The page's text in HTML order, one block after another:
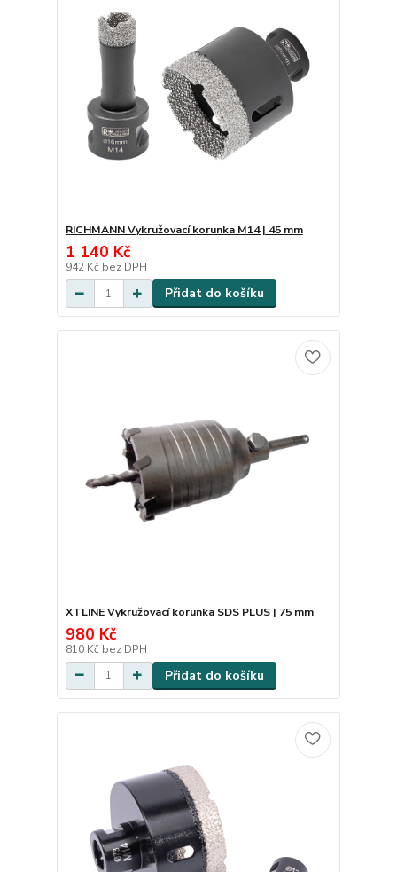
RICHMANN Vykružovací korunka M14 | 45 mm
1 140 Kč
942 Kč bez DPH
Přidat do košíku
XTLINE Vykružovací korunka SDS PLUS | 75 mm
980 Kč
810 Kč bez DPH
Přidat do košíku